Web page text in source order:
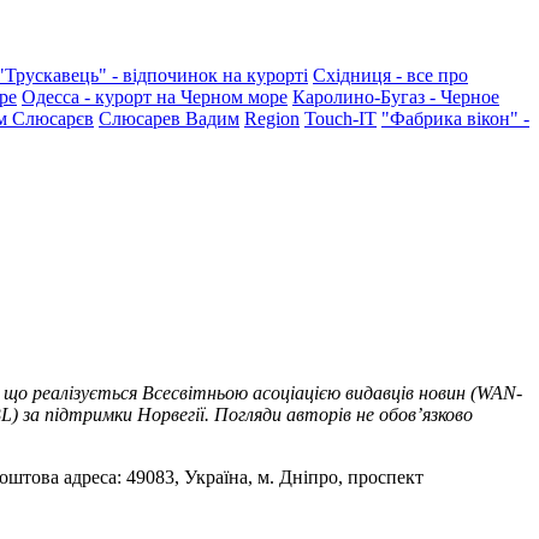
- відпочинок на курорті Східниця - все про
Одесса - курорт на Черном море Каролино-Бугаз - Черное
Слюсарєв Слюсарев Вадим Region Touch-IT "Фабрика вікон" -
Всесвітньою асоціацією видавців новин (WAN-
підтримки Норвегії. Погляди авторів не обов’язково
адреса: 49083, Україна, м. Дніпро, проспект